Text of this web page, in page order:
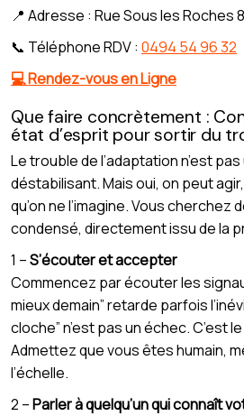
📍 Adresse : Rue Sous les Roches
📞 Téléphone RDV : 0494 54 96 32
💻 Rendez-vous en Ligne
Que faire concrètement :
état d’esprit pour sortir du
Le trouble de l’adaptation n’est
déstabilisant. Mais oui, on peut
qu’on ne l’imagine. Vous cherchez
condensé, directement issu de la
1 –S’écouter et accepter
Commencez par écouter les
mieux demain” retarde parfois
cloche” n’est pas un échec. C’est
Admettez que vous êtes humain,
l’échelle.
2 –Parler à quelqu’un qui connaît